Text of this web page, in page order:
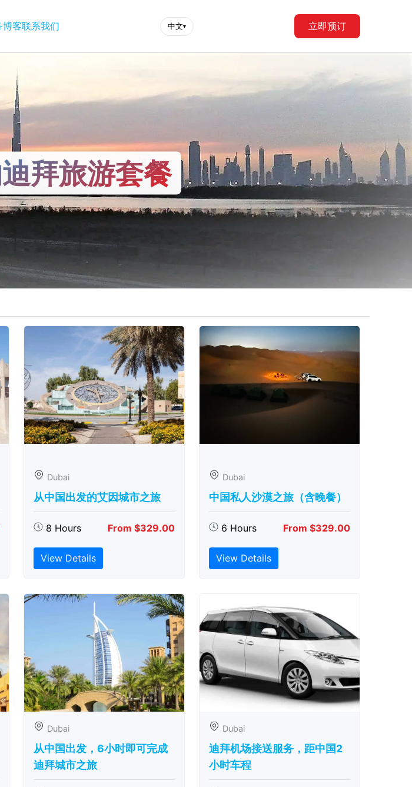
博客联系我们 中文▾ 立即预订
拜旅游套餐
Dubai
从中国出发的艾因城市之旅
8 Hours From $329.00
View Details
Dubai
中国私人沙漠之旅（含晚餐）
6 Hours From $329.00
View Details
Dubai
从中国出发，6小时即可完成
迪拜城市之旅
Dubai
迪拜机场接送服务，距中国2
小时车程